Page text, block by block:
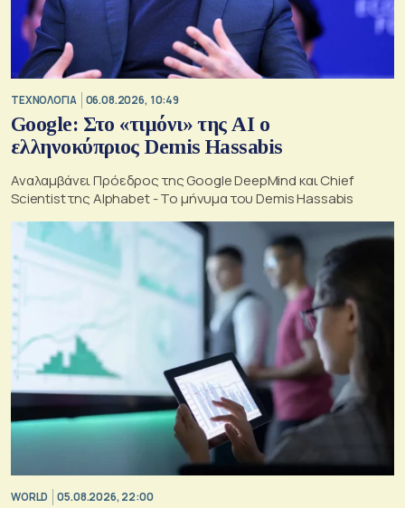
ΤΕΧΝΟΛΟΓΙΑ 06.08.2026, 10:49
Google: Στο «τιμόνι» της AI ο
ελληνοκύπριος Demis Hassabis
Αναλαμβάνει Πρόεδρος της Google DeepMind και Chief
Scientist της Alphabet - Το μήνυμα του Demis Hassabis
WORLD 05.08.2026, 22:00